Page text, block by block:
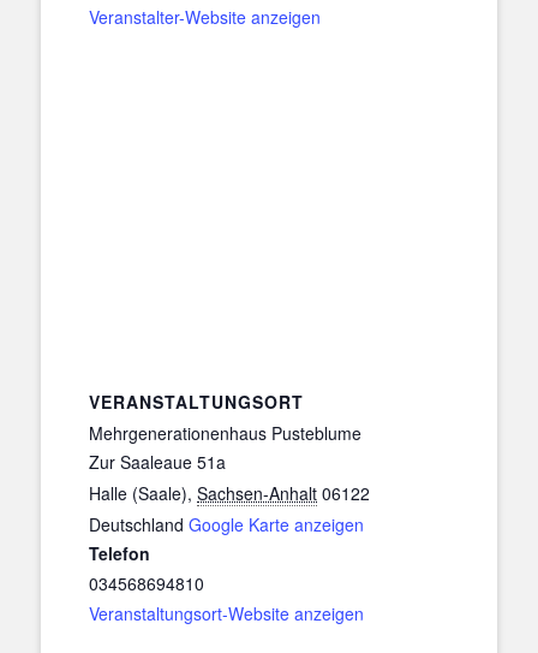
Veranstalter-Website anzeigen
VERANSTALTUNGSORT
Mehrgenerationenhaus Pusteblume
Zur Saaleaue 51a
Halle (Saale), Sachsen-Anhalt 06122
Deutschland Google Karte anzeigen
Telefon
034568694810
Veranstaltungsort-Website anzeigen